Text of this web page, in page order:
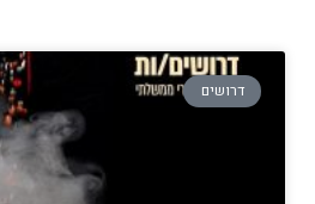
דרושים